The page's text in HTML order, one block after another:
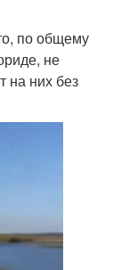
по общему
не
на них без